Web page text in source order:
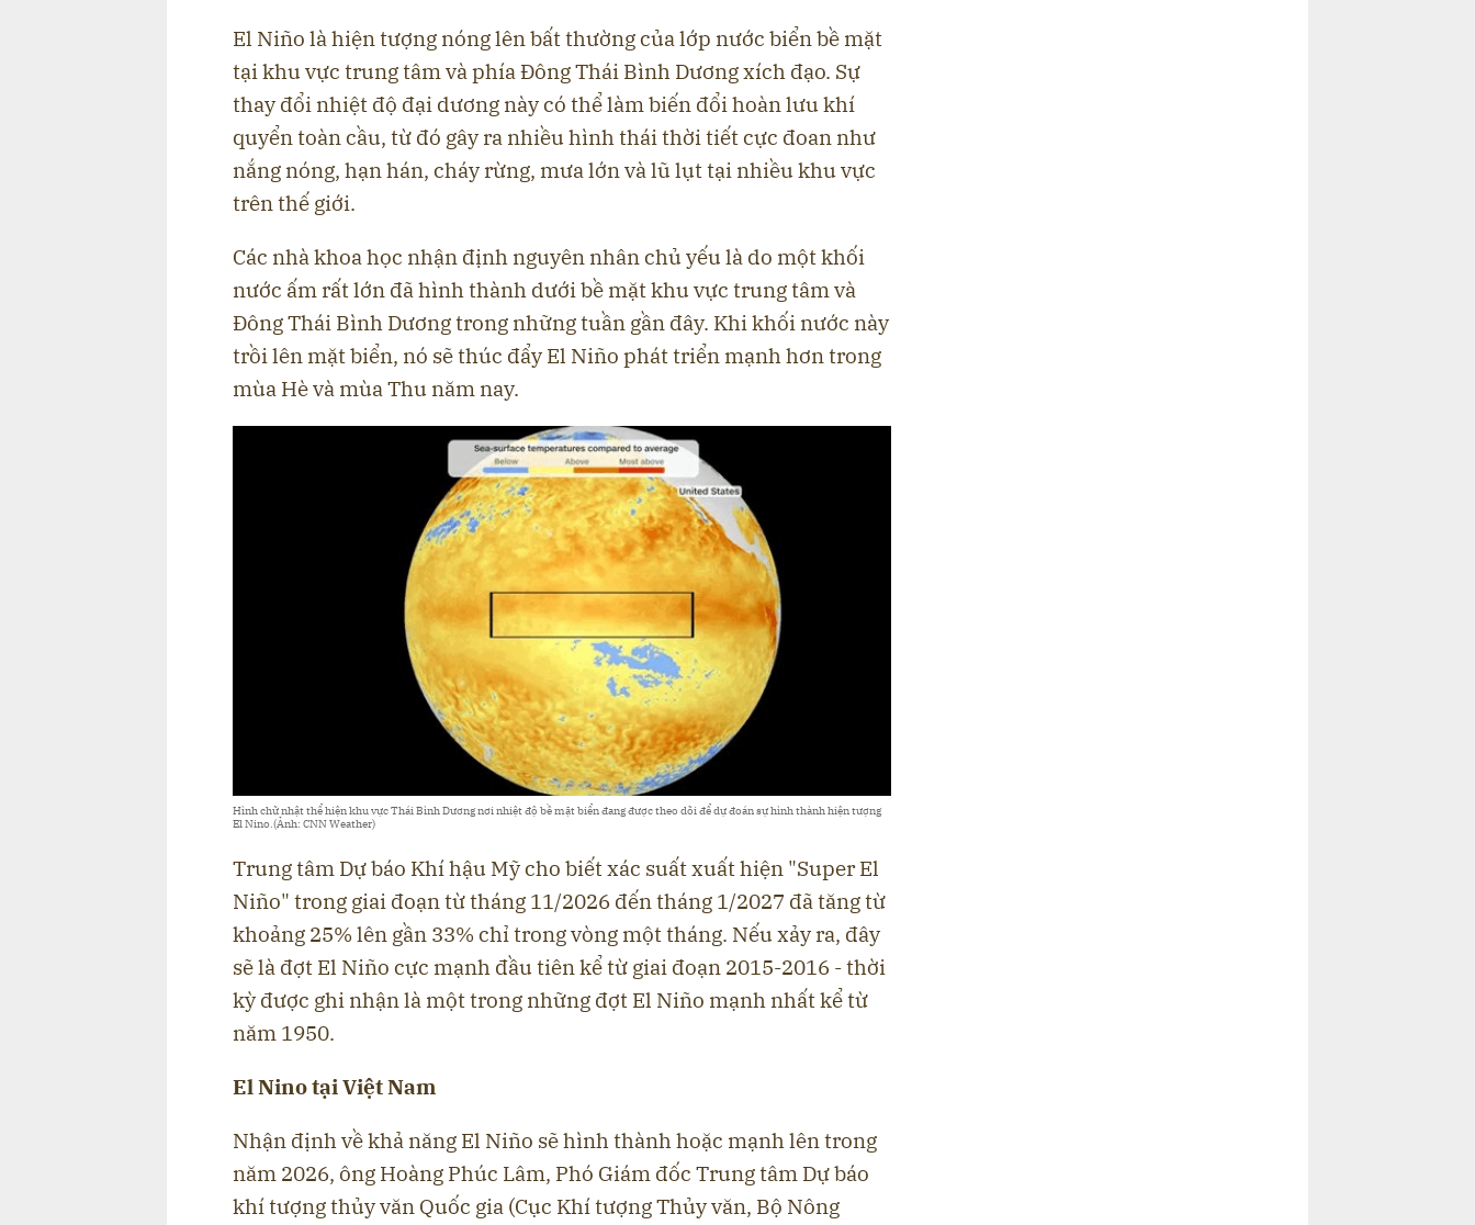
El Niño là hiện tượng nóng lên bất thường của lớp nước biển bề mặt
tại khu vực trung tâm và phía Đông Thái Bình Dương xích đạo. Sự
thay đổi nhiệt độ đại dương này có thể làm biến đổi hoàn lưu khí
quyển toàn cầu, từ đó gây ra nhiều hình thái thời tiết cực đoan như
nắng nóng, hạn hán, cháy rừng, mưa lớn và lũ lụt tại nhiều khu vực
trên thế giới.
Các nhà khoa học nhận định nguyên nhân chủ yếu là do một khối
nước ấm rất lớn đã hình thành dưới bề mặt khu vực trung tâm và
Đông Thái Bình Dương trong những tuần gần đây. Khi khối nước này
trồi lên mặt biển, nó sẽ thúc đẩy El Niño phát triển mạnh hơn trong
mùa Hè và mùa Thu năm nay.
Hình chữ nhật thể hiện khu vực Thái Bình Dương nơi nhiệt độ bề mặt biển đang được theo dõi để dự đoán sự hình thành hiện tượng
El Nino.(Ảnh: CNN Weather)
Trung tâm Dự báo Khí hậu Mỹ cho biết xác suất xuất hiện "Super El
Niño" trong giai đoạn từ tháng 11/2026 đến tháng 1/2027 đã tăng từ
khoảng 25% lên gần 33% chỉ trong vòng một tháng. Nếu xảy ra, đây
sẽ là đợt El Niño cực mạnh đầu tiên kể từ giai đoạn 2015-2016 - thời
kỳ được ghi nhận là một trong những đợt El Niño mạnh nhất kể từ
năm 1950.
El Nino tại Việt Nam
Nhận định về khả năng El Niño sẽ hình thành hoặc mạnh lên trong
năm 2026, ông Hoàng Phúc Lâm, Phó Giám đốc Trung tâm Dự báo
khí tượng thủy văn Quốc gia (Cục Khí tượng Thủy văn, Bộ Nông